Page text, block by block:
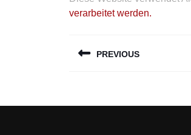
verarbeitet werden.
PREVIOUS